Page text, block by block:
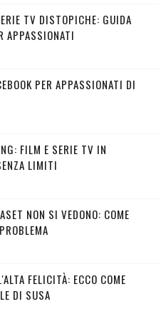
TV DISTOPICHE: GUIDA
APPASSIONATI
PER APPASSIONATI DI
FILM E SERIE TV IN
LIMITI
NON SI VEDONO: COME
FELICITÀ: ECCO COME
DI SUSA